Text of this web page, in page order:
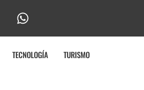
TECNOLOGÍA TURISMO